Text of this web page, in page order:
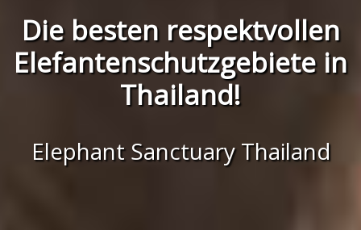
Die besten respektvollen
Elefantenschutzgebiete in
Thailand!
Elephant Sanctuary Thailand